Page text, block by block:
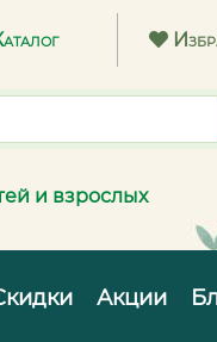
и взрослых
Акции